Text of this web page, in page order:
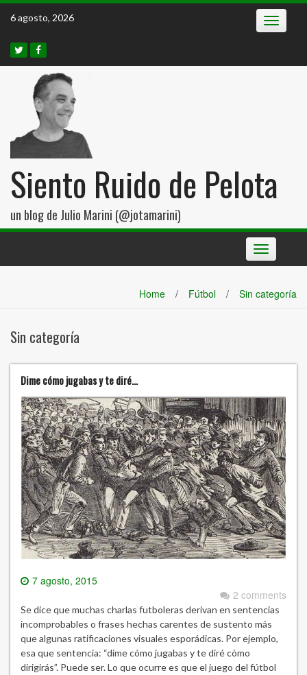
Skip
6 agosto, 2026 Toggle
Siento Ruido de Pelota
un blog de Julio Marini (@jotamarini)
Toggle
navigation
Home / Fútbol / Sin categoría
Sin categoría
Dime cómo jugabas y te diré…
7 agosto, 2015
2 comments
Se dice que muchas charlas futboleras derivan en sentencias
incomprobables o frases hechas carentes de sustento más
que algunas ratificaciones visuales esporádicas. Por ejemplo,
esa que sentencia: “dime cómo jugabas y te diré cómo
dirigirás”. Puede ser. Lo que ocurre es que el juego del fútbol